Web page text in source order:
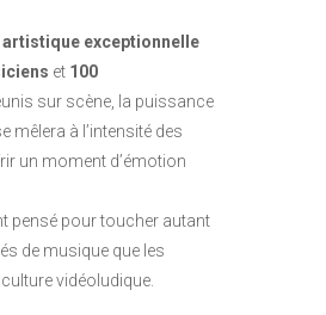
artistique exceptionnelle
et 100
sur scène, la puissance
mêlera à l’intensité des
un moment d’émotion
pensé pour toucher autant
de musique que les
vidéoludique.